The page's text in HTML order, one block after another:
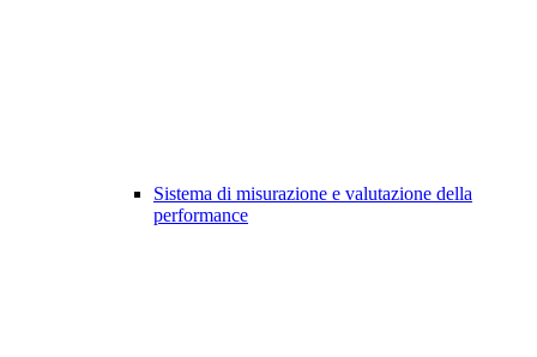
Sistema di misurazione e valutazione della
performance